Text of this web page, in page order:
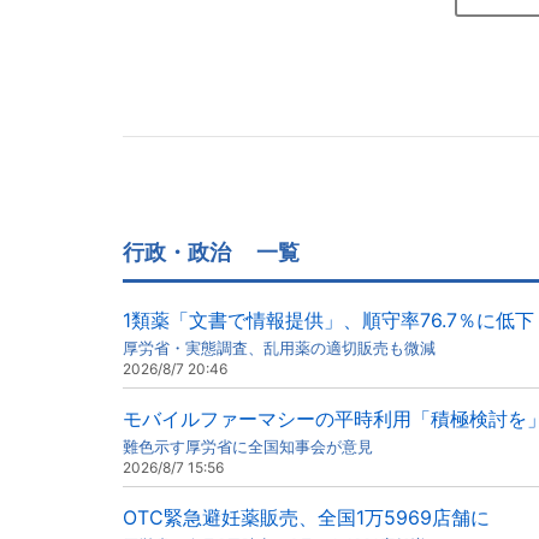
行政・政治 一覧
1類薬「文書で情報提供」、順守率76.7％に低下
厚労省・実態調査、乱用薬の適切販売も微減
2026/8/7 20:46
モバイルファーマシーの平時利用「積極検討を」
難色示す厚労省に全国知事会が意見
2026/8/7 15:56
OTC緊急避妊薬販売、全国1万5969店舗に